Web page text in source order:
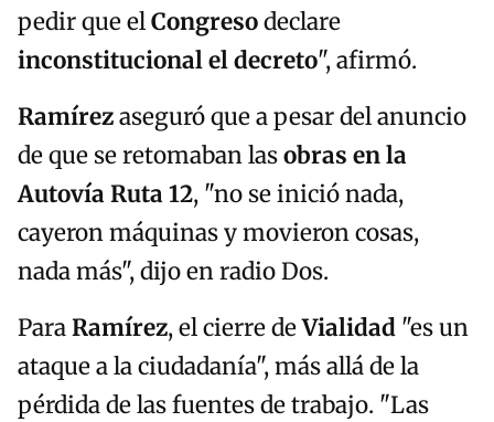
pedir que elCongresodeclare
inconstitucional el decreto", afirmó.
Ramírezaseguró que a pesar del anuncio
de que se retomaban lasobras en la
Autovía Ruta 12, "no se inició nada,
cayeron máquinas y movieron cosas,
nada más", dijo en radio Dos.
ParaRamírez, el cierre deVialidad "es un
ataque a la ciudadanía", más allá de la
pérdida de las fuentes de trabajo. "Las